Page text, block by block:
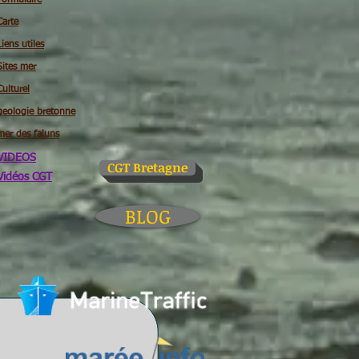
CGT Bretagne
utiles
mer
bretonne
des faluns
CGT
BLOG